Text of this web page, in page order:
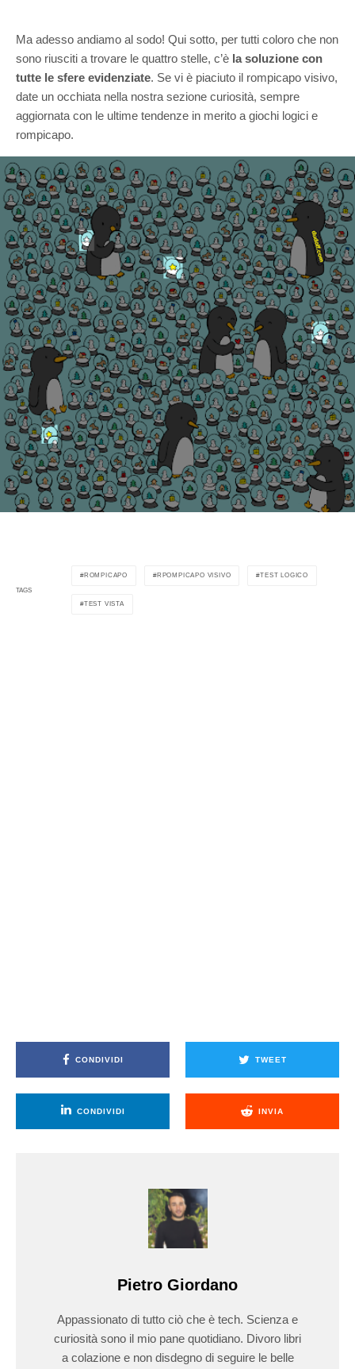
Ma adesso andiamo al sodo! Qui sotto, per tutti coloro che non
sono riusciti a trovare le quattro stelle, c’è la soluzione con
tutte le sfere evidenziate. Se vi è piaciuto il rompicapo visivo,
date un occhiata nella nostra sezione curiosità, sempre
aggiornata con le ultime tendenze in merito a giochi logici e
rompicapo.
TAGS
ROMPICAPO RPOMPICAPO VISIVO TEST LOGICO
TEST VISTA
CONDIVIDI TWEET
CONDIVIDI INVIA
Pietro Giordano
Appassionato di tutto ciò che è tech. Scienza e
curiosità sono il mio pane quotidiano. Divoro libri
a colazione e non disdegno di seguire le belle